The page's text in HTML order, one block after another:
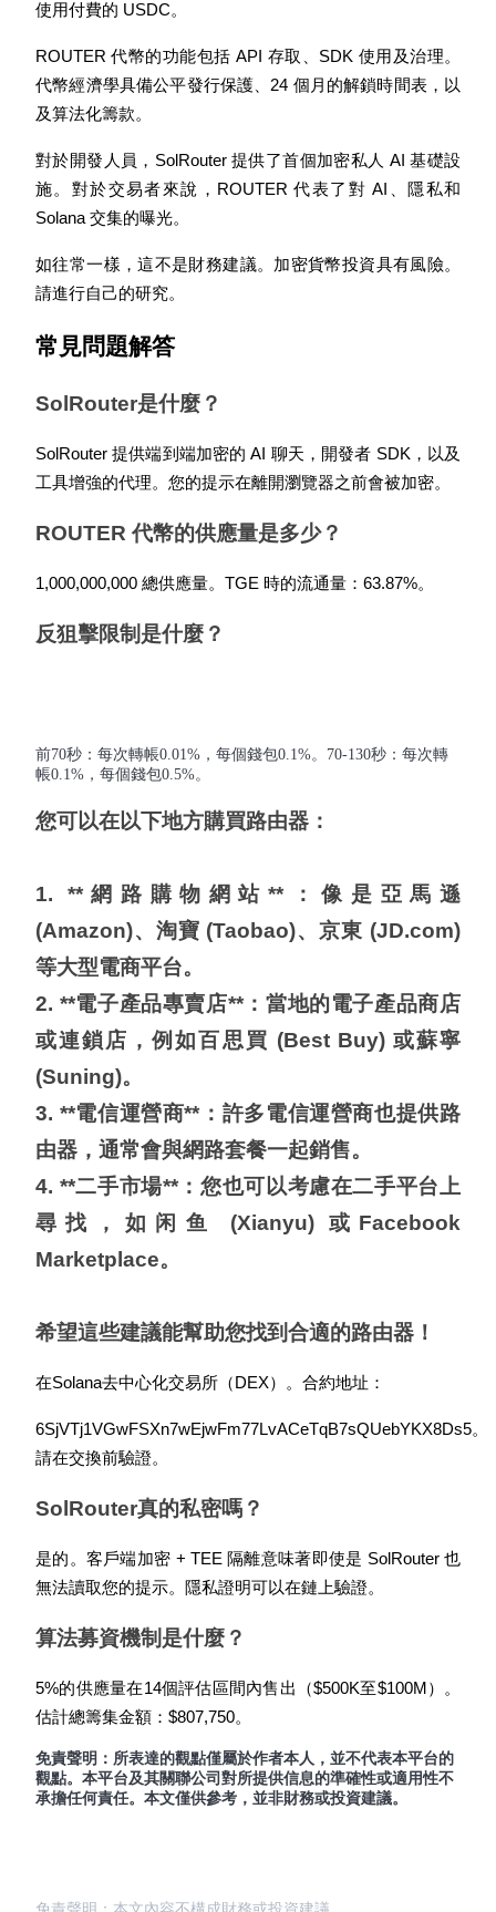
USDT活期理財、無鎖定期
New Listing期貨交易盛宴
交易新上線期貨，瓜分200,000 USDT
77,777+3k Rewards
更多活動
贏得獎品與專屬獎勵
使用付費的 USDC。
ROUTER 代幣的功能包括 API 存取、SDK 使用及治理。
代幣經濟學具備公平發行保護、24 個月的解鎖時間表，以
及算法化籌款。
對於開發人員，SolRouter 提供了首個加密私人 AI 基礎設
施。對於交易者來說，ROUTER 代表了對 AI、隱私和
Solana 交集的曝光。
如往常一樣，這不是財務建議。加密貨幣投資具有風險。
請進行自己的研究。
常見問題解答
SolRouter是什麼？
SolRouter 提供端到端加密的 AI 聊天，開發者 SDK，以及
工具增強的代理。您的提示在離開瀏覽器之前會被加密。
ROUTER 代幣的供應量是多少？
1,000,000,000 總供應量。TGE 時的流通量：63.87%。
反狙擊限制是什麼？
前70秒：每次轉帳0.01%，每個錢包0.1%。70-130秒：每次轉
帳0.1%，每個錢包0.5%。
您可以在以下地方購買路由器：
1. **網路購物網站**：像是亞馬遜
(Amazon)、淘寶 (Taobao)、京東 (JD.com)
等大型電商平台。
2. **電子產品專賣店**：當地的電子產品商店
或連鎖店，例如百思買 (Best Buy) 或蘇寧
(Suning)。
3. **電信運營商**：許多電信運營商也提供路
由器，通常會與網路套餐一起銷售。
4. **二手市場**：您也可以考慮在二手平台上
尋找，如闲鱼 (Xianyu) 或Facebook
Marketplace。
希望這些建議能幫助您找到合適的路由器！
在Solana去中心化交易所（DEX）。合約地址：
6SjVTj1VGwFSXn7wEjwFm77LvACeTqB7sQUebYKX8Ds5。
請在交換前驗證。
SolRouter真的私密嗎？
是的。客戶端加密 + TEE 隔離意味著即使是 SolRouter 也
無法讀取您的提示。隱私證明可以在鏈上驗證。
算法募資機制是什麼？
5%的供應量在14個評估區間內售出（$500K至$100M）。
估計總籌集金額：$807,750。
免責聲明：所表達的觀點僅屬於作者本人，並不代表本平台的
觀點。本平台及其關聯公司對所提供信息的準確性或適用性不
承擔任何責任。本文僅供參考，並非財務或投資建議。
免責聲明：本文內容不構成財務或投資建議。